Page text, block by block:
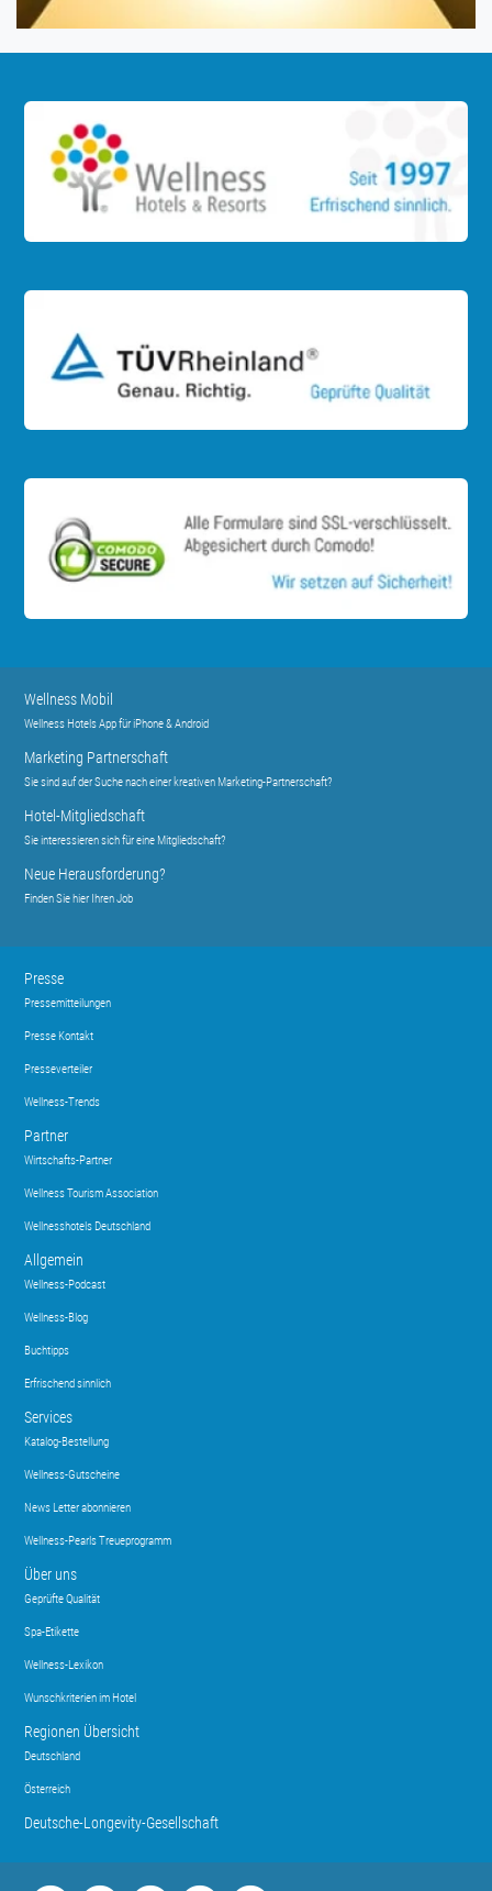
Wellness Mobil
Wellness Hotels App für iPhone & Android
Marketing Partnerschaft
Sie sind auf der Suche nach einer kreativen Marketing-Partnerschaft?
Hotel-Mitgliedschaft
Sie interessieren sich für eine Mitgliedschaft?
Neue Herausforderung?
Finden Sie hier Ihren Job
Presse
Pressemitteilungen
Presse Kontakt
Presseverteiler
Wellness-Trends
Partner
Wirtschafts-Partner
Wellness Tourism Association
Wellnesshotels Deutschland
Allgemein
Wellness-Podcast
Wellness-Blog
Buchtipps
Erfrischend sinnlich
Services
Katalog-Bestellung
Wellness-Gutscheine
News Letter abonnieren
Wellness-Pearls Treueprogramm
Über uns
Geprüfte Qualität
Spa-Etikette
Wellness-Lexikon
Wunschkriterien im Hotel
Regionen Übersicht
Deutschland
Österreich
Deutsche-Longevity-Gesellschaft